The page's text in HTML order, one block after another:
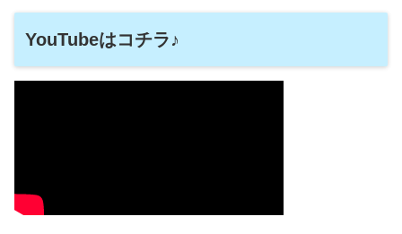
YouTubeはコチラ♪